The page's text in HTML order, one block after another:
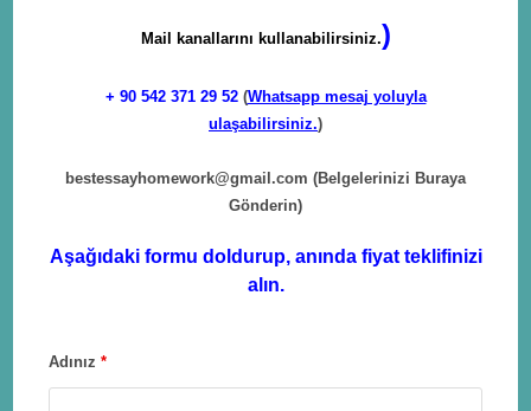
Mail kanallarını kullanabilirsiniz.)
+ 90 542 371 29 52(Whatsapp mesaj yoluyla
ulaşabilirsiniz.)
bestessayhomework@gmail.com (Belgelerinizi Buraya
Gönderin)
Aşağıdaki formu doldurup, anında fiyat teklifinizi
alın.
Adınız*